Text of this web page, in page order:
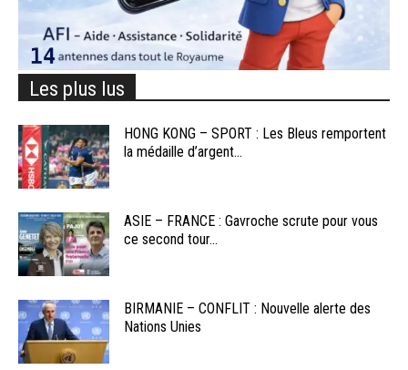
Les plus lus
HONG KONG – SPORT : Les Bleus remportent
la médaille d’argent...
ASIE – FRANCE : Gavroche scrute pour vous
ce second tour...
BIRMANIE – CONFLIT : Nouvelle alerte des
Nations Unies